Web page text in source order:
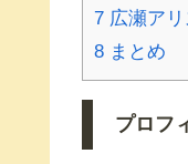
7 広瀬ア
8 まとめ
プロフ